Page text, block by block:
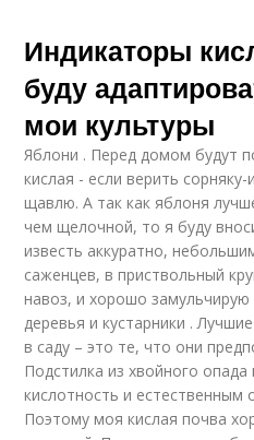
Индикаторы
буду
мои культуры
Яблони . Перед домом будут
кислая - если верить
щавлю. А так как яблоня
чем щелочной, то я буду
известь аккуратно,
саженцев, в приствольный
навоз, и хорошо
деревья и кустарники .
в саду – это те, что они
Подстилка из хвойного
кислотность и естественным
Поэтому моя кислая почва